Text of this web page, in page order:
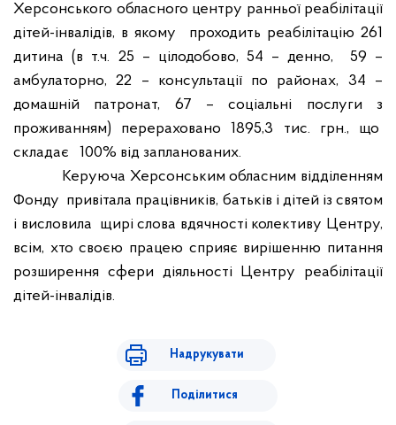
Херсонського обласного центру ранньої реабілітації
дітей-інвалідів, в якому
проходить реабілітацію 261
дитина (в т.ч. 25 – цілодобово, 54 – денно,
59 –
амбулаторно, 22 – консультації по районах, 34 –
домашній патронат, 67 – соціальні послуги з
проживанням) перераховано 1895,3 тис. грн., що
складає
100% від запланованих.
Керуюча Херсонським обласним відділенням
Фонду привітала працівників, батьків і дітей із святом
і висловила щирі слова вдячності колективу Центру,
всім, хто своєю працею сприяє вирішенню питання
розширення сфери діяльності Центру реабілітації
дітей-інвалідів.
Надрукувати
Поділитися